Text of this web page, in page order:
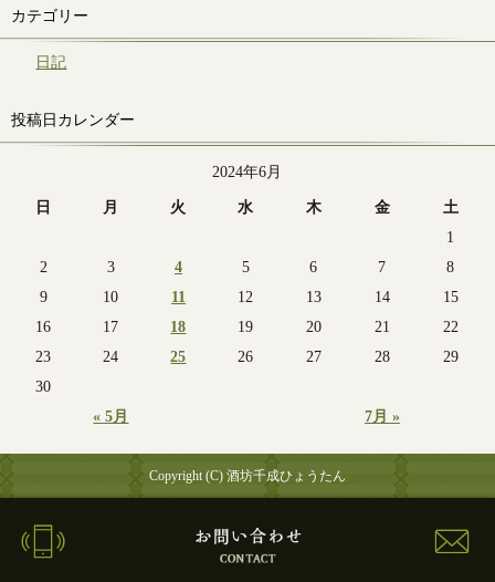
カテゴリー
日記
投稿日カレンダー
2024年6月
日 月 火 水 木 金 土
« 5月 7月 »
1
2
3 4 5 6 7
8
9
10 11 12 13 14
15
16
17 18 19 20 21
22
23
24 25 26 27 28
29
30
Copyright (C) 酒坊千成ひょうたん